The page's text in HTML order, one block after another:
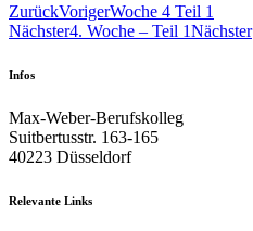
ZurückVorigerWoche 4 Teil 1
Nächster4. Woche – Teil 1Nächster
Infos
Max-Weber-Berufskolleg
Suitbertusstr. 163-165
40223 Düsseldorf
Relevante Links